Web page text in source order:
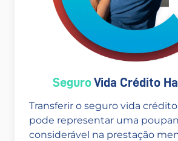
SeguroVida Crédito
Transferir o seguro vida
pode representar uma
considerável na prestação